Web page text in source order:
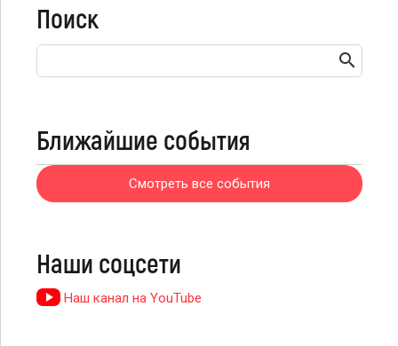
Поиск
Ближайшие события
Смотреть все события
Наши соцсети
Наш канал на YouTube